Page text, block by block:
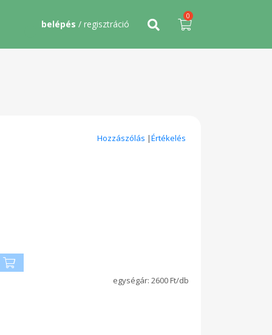
belépés / regisztráció
0
Hozzászólás |Értékelés
2600 Ft/db